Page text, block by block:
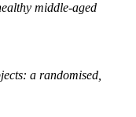
middle-aged
a randomised,